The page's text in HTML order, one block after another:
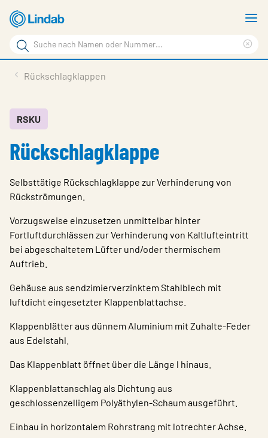
Zum
Hauptinhalt
springen
Suchbegriff
Seite
durchsuchen
Wissen & Service
Inspiration
Nachhaltigkeit
Kontakt
Wähle Sprache
Germany - Ventilation
Rückschlagklappen
RSKU
Rückschlagklappe
Selbsttätige Rückschlagklappe zur Verhinderung von
Rückströmungen.
Vorzugsweise einzusetzen unmittelbar hinter
Fortluftdurchlässen zur Verhinderung von Kaltlufteintritt
bei abgeschaltetem Lüfter und/oder thermischem
Auftrieb.
Gehäuse aus sendzimierverzinktem Stahlblech mit
luftdicht eingesetzter Klappenblattachse.
Klappenblätter aus dünnem Aluminium mit Zuhalte-Feder
aus Edelstahl.
Das Klappenblatt öffnet über die Länge l hinaus.
Klappenblattanschlag als Dichtung aus
geschlossenzelligem Polyäthylen-Schaum ausgeführt.
Einbau in horizontalem Rohrstrang mit lotrechter Achse.